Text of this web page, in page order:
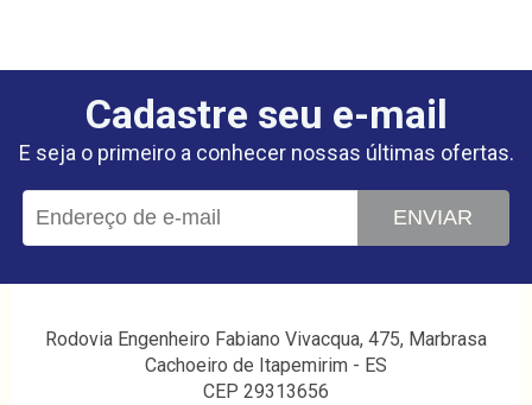
Cadastre seu e-mail
E seja o primeiro a conhecer nossas últimas ofertas.
ENVIAR
Rodovia Engenheiro Fabiano Vivacqua, 475, Marbrasa
Cachoeiro de Itapemirim - ES
CEP 29313656